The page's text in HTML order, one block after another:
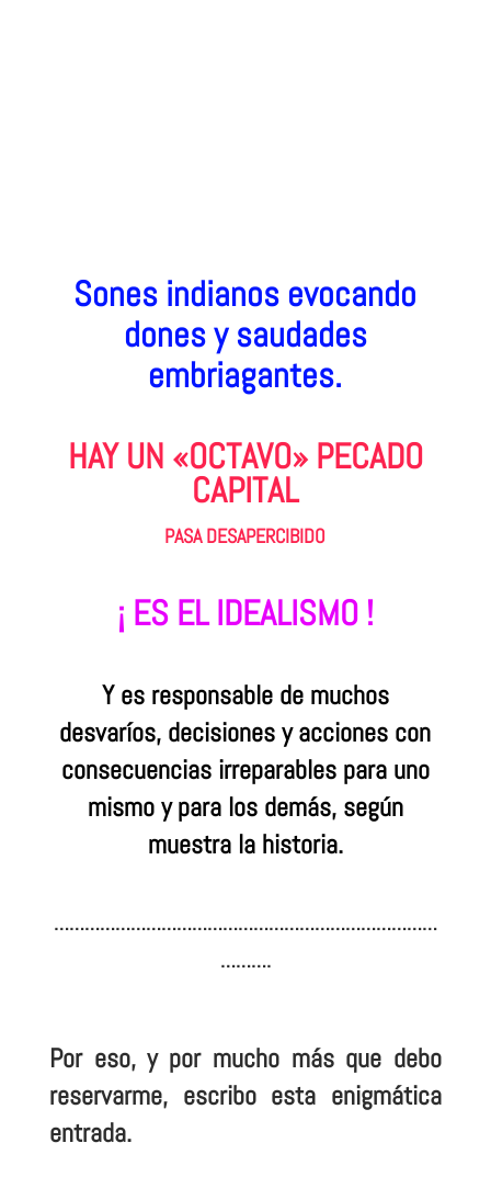
Sones indianos evocando
dones y saudades
embriagantes.
HAY UN «OCTAVO» PECADO
CAPITAL
PASA DESAPERCIBIDO
¡ ES EL IDEALISMO !
Y es responsable de muchos
desvaríos, decisiones y acciones con
consecuencias irreparables para uno
mismo y para los demás, según
muestra la historia.
…………………………………………………………………
……….
Por eso, y por mucho más que debo
reservarme, escribo esta enigmática
entrada.